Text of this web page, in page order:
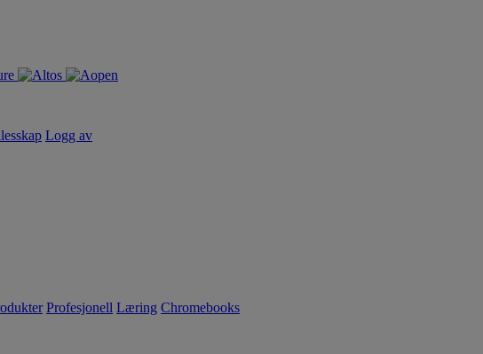
Logg av
Profesjonell Læring Chromebooks